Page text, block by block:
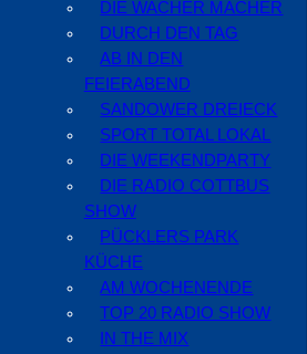
DIE WACHER MACHER
DURCH DEN TAG
AB IN DEN
FEIERABEND
SANDOWER DREIECK
SPORT TOTAL LOKAL
DIE WEEKENDPARTY
DIE RADIO COTTBUS
SHOW
PÜCKLERS PARK
KÜCHE
AM WOCHENENDE
TOP 20 RADIO SHOW
IN THE MIX